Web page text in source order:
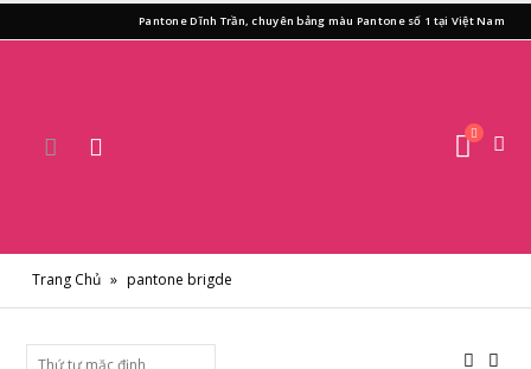
Pantone Dĩnh Trần, chuyên bảng màu Pantone số 1 tại Việt Nam
Trang Chủ » pantone brigde